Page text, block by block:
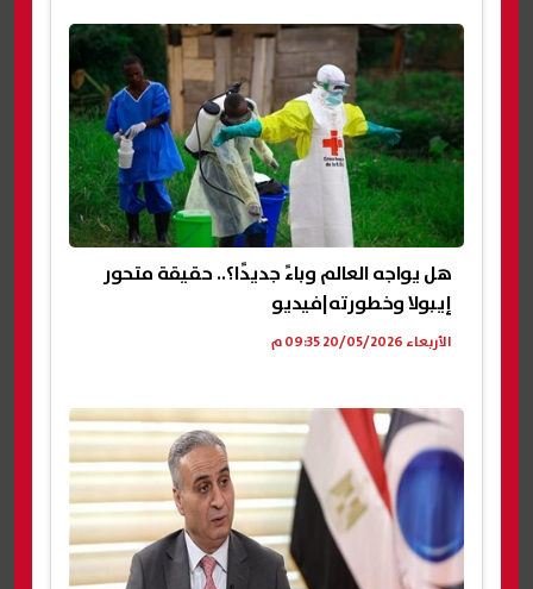
هل يواجه العالم وباءً جديدًا؟.. حقيقة متحور
إيبولا وخطورته|فيديو
الأربعاء 20/05/2026 09:35 م